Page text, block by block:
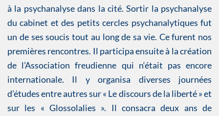
à la psychanalyse dans la cité. Sortir la psychanalyse
du cabinet et des petits cercles psychanalytiques fut
un de ses soucis tout au long de sa vie. Ce furent nos
premières rencontres. Il participa ensuite à la création
de l’Association freudienne qui n‘était pas encore
internationale. Il y organisa diverses journées
d’études entre autres sur « Le discours de la liberté » et
sur les « Glossolalies ». Il consacra deux ans de